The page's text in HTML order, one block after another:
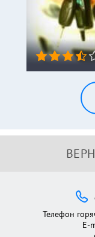
Телефон
E-